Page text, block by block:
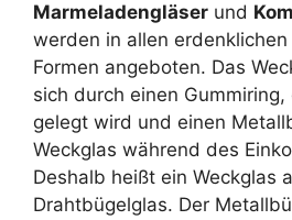
Marmeladengläser und
werden in allen erdenklichen
Formen angeboten. Das
sich durch einen
gelegt wird und einen
Weckglas während des
Deshalb heißt ein Weckglas
Drahtbügelglas. Der